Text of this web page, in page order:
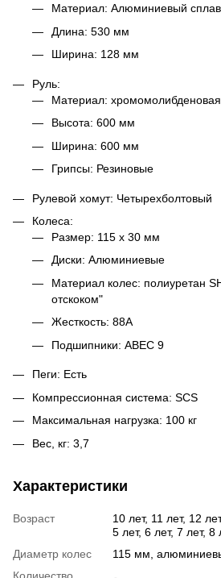
Материал: Алюминиевый сплав
Длина: 530 мм
Ширина: 128 мм
Руль:
Материал: хромомолибденовая
Высота: 600 мм
Ширина: 600 мм
Грипсы: Резиновые
Рулевой хомут: Четырехболтовый
Колеса:
Размер: 115 х 30 мм
Диски: Алюминиевые
Материал колес: полиуретан
отскоком"
Жесткость: 88А
Подшипники: ABEC 9
Пеги: Есть
Компрессионная система: SCS
Максимальная нагрузка: 100 кг
Вес, кг: 3,7
Характеристики
Возраст
10 лет, 11 лет, 12
5 лет, 6 лет, 7 лет, 8
Диаметр колес
115 мм,
Количество